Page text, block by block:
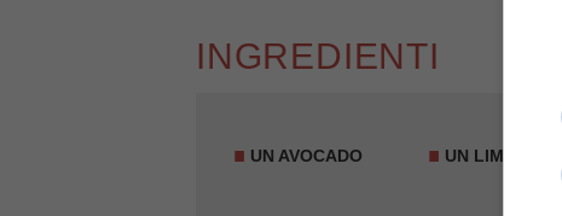
INGREDIENTI
UN AVOCADO UN LIMONE